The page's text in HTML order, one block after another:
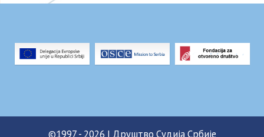
©1997 - 2026 | Друштво Судија Србије